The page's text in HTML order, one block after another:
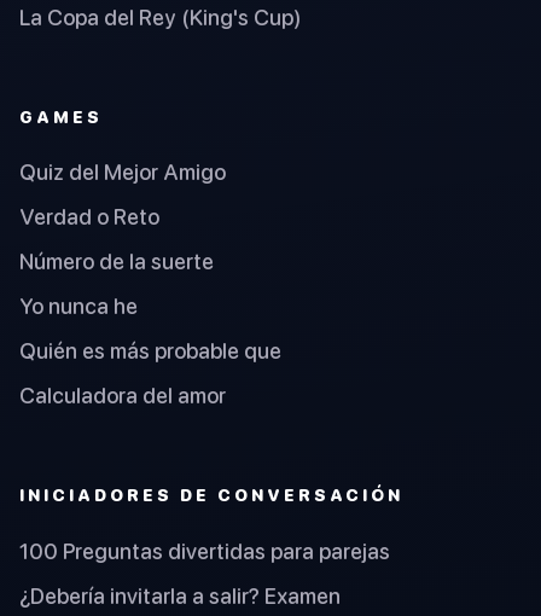
La Copa del Rey (King's Cup)
GAMES
Quiz del Mejor Amigo
Verdad o Reto
Número de la suerte
Yo nunca he
Quién es más probable que
Calculadora del amor
INICIADORES DE CONVERSACIÓN
100 Preguntas divertidas para parejas
¿Debería invitarla a salir? Examen